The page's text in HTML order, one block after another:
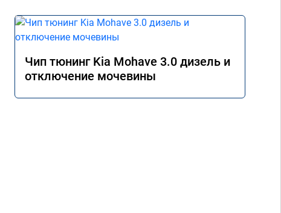
Чип тюнинг Kia Mohave 3.0 дизель и
отключение мочевины